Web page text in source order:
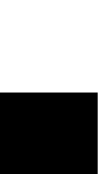
votre mobile ? pour